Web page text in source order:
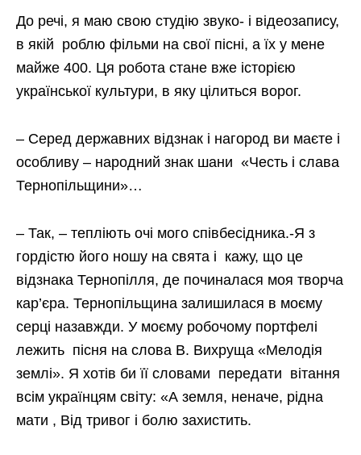
До речі, я маю свою студію звуко- і відеозапису,
в якій роблю фільми на свої пісні, а їх у мене
майже 400. Ця робота стане вже історією
української культури, в яку цілиться ворог.
– Серед державних відзнак і нагород ви маєте і
особливу – народний знак шани «Честь і слава
Тернопільщини»…
– Так, – тепліють очі мого співбесідника.-Я з
гордістю його ношу на свята і кажу, що це
відзнака Тернопілля, де починалася моя творча
кар’єра. Тернопільщина залишилася в моєму
серці назавжди. У моєму робочому портфелі
лежить пісня на слова В. Вихруща «Мелодія
землі». Я хотів би її словами передати вітання
всім українцям світу: «А земля, неначе, рідна
мати , Від тривог і болю захистить.